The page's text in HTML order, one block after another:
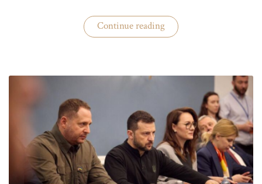
Continue reading«Задержан
организатор